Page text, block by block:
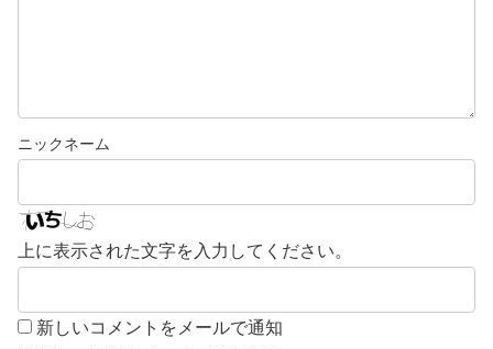
上に表示された文字を入力してください。
新しいコメントをメールで通知